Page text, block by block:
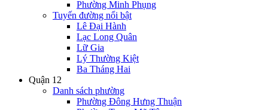
Phường Minh Phụng
Tuyến đường nổi bật
Lê Đại Hành
Lạc Long Quân
Lữ Gia
Lý Thường Kiệt
Ba Tháng Hai
Quận 12
Danh sách phường
Phường Đông Hưng Thuận